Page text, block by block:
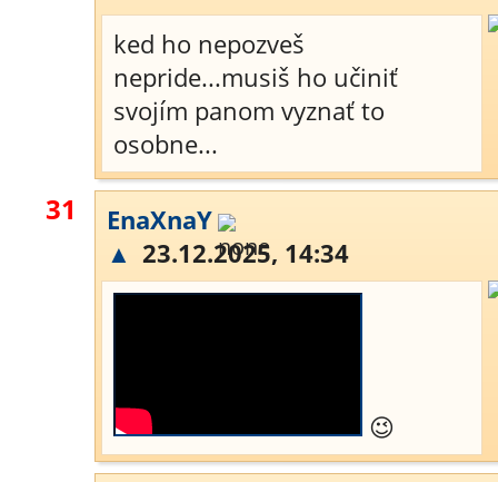
ked ho nepozveš
nepride...musiš ho učiniť
svojím panom vyznať to
osobne...
31
EnaXnaY
▲ 23.12.2025, 14:34
😉